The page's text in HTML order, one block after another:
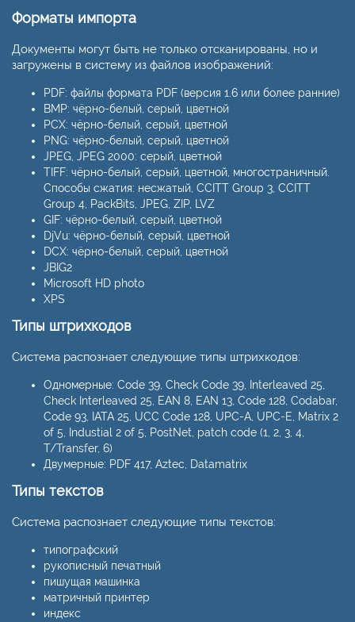
Форматы импорта
Документы могут быть не только отсканированы, но и
загружены в систему из файлов изображений:
PDF: файлы формата PDF (версия 1.6 или более ранние)
BMP: чёрно-белый, серый, цветной
PCX: чёрно-белый, серый, цветной
PNG: чёрно-белый, серый, цветной
JPEG, JPEG 2000: серый, цветной
TIFF: чёрно-белый, серый, цветной, многостраничный.
Способы сжатия: несжатый, CCITT Group 3, CCITT
Group 4, PackBits, JPEG, ZIP, LVZ
GIF: чёрно-белый, серый, цветной
DjVu: чёрно-белый, серый, цветной
DCX: чёрно-белый, серый, цветной
JBIG2
Microsoft HD photo
XPS
Типы штрихкодов
Система распознает следующие типы штрихкодов:
Одномерные: Code 39, Check Code 39, Interleaved 25,
Check Interleaved 25, EAN 8, EAN 13, Code 128, Codabar,
Code 93, IATA 25, UCC Code 128, UPC-A, UPC-E, Matrix 2
of 5, Industial 2 of 5, PostNet, patch code (1, 2, 3, 4,
T/Transfer, 6)
Двумерные: PDF 417, Aztec, Datamatrix
Типы текстов
Система распознает следующие типы текстов:
типографский
рукописный печатный
пишущая машинка
матричный принтер
индекс